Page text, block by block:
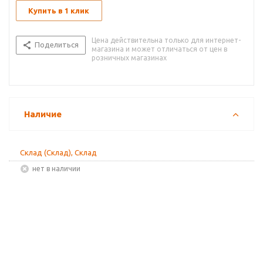
Купить в 1 клик
Поделиться
Цена действительна только для интернет-
магазина и может отличаться от цен в
розничных магазинах
Наличие
Склад (Склад), Склад
Нет в наличии